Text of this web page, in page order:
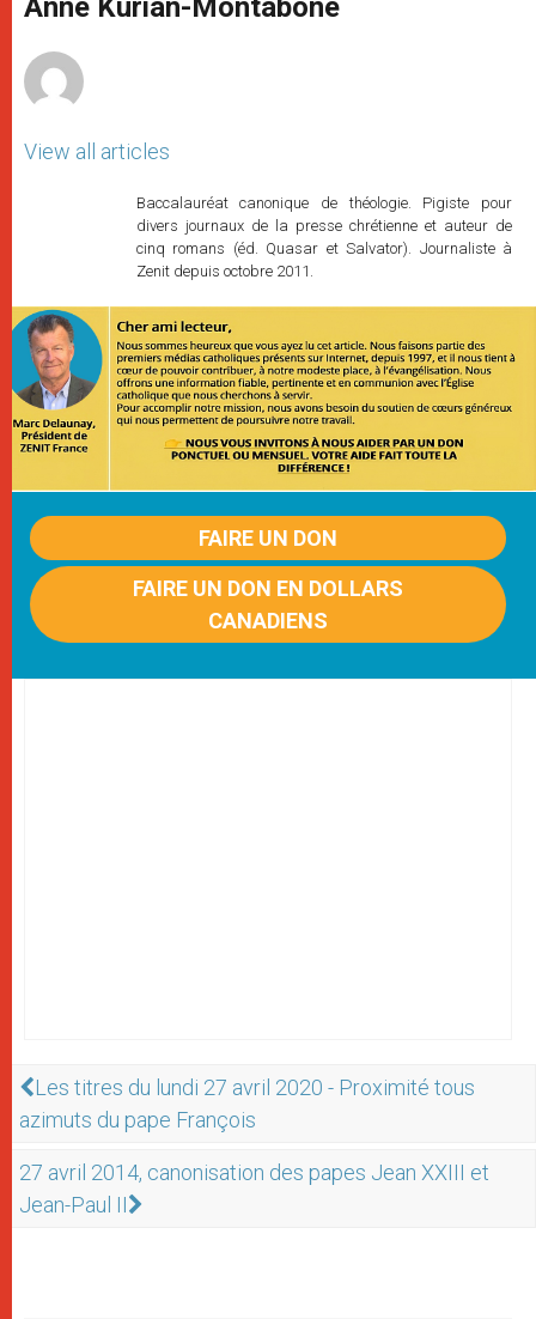
p e k
Anne Kurian-Montabone
View all articles
Baccalauréat canonique de théologie. Pigiste pour
divers journaux de la presse chrétienne et auteur de
cinq romans (éd. Quasar et Salvator). Journaliste à
Zenit depuis octobre 2011.
FAIRE UN DON
FAIRE UN DON EN DOLLARS
CANADIENS
Les titres du lundi 27 avril 2020 - Proximité tous
azimuts du pape François
27 avril 2014, canonisation des papes Jean XXIII et
Jean-Paul II